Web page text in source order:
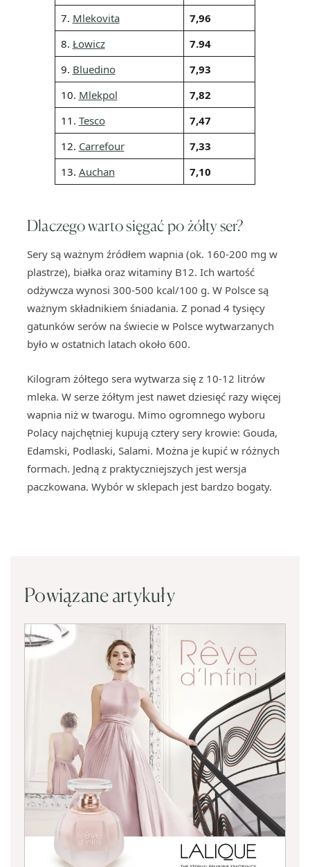
7. Mlekovita
7,96
8. Łowicz
7.94
9. Bluedino
7,93
10. Mlekpol
7,82
11. Tesco
7,47
12. Carrefour
7,33
13. Auchan 7,10
Dlaczego warto sięgać po żółty ser?
Sery są ważnym źródłem wapnia (ok. 160-200 mg w
plastrze), białka oraz witaminy B12. Ich wartość
odżywcza wynosi 300-500 kcal/100 g. W Polsce są
ważnym składnikiem śniadania. Z ponad 4 tysięcy
gatunków serów na świecie w Polsce wytwarzanych
było w ostatnich latach około 600.
Kilogram żółtego sera wytwarza się z 10-12 litrów
mleka. W serze żółtym jest nawet dziesięć razy więcej
wapnia niż w twarogu. Mimo ogromnego wyboru
Polacy najchętniej kupują cztery sery krowie: Gouda,
Edamski, Podlaski, Salami. Można je kupić w różnych
formach. Jedną z praktyczniejszych jest wersja
paczkowana. Wybór w sklepach jest bardzo bogaty.
Powiązane artykuły